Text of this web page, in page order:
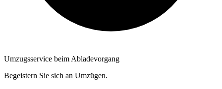
Umzugsservice beim Abladevorgang
Begeistern Sie sich an Umzügen.